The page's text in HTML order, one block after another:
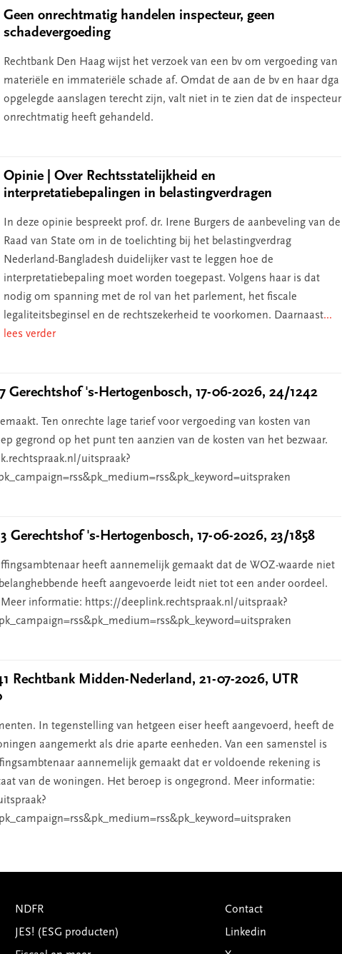
Geen onrechtmatig handelen inspecteur, geen
schadevergoeding
Rechtbank Den Haag wijst het verzoek van een bv om vergoeding van
materiële en immateriële schade af. Omdat de aan de bv en haar dga
opgelegde aanslagen terecht zijn, valt niet in te zien dat de inspecteur
onrechtmatig heeft gehandeld.
Opinie | Over Rechtsstatelijkheid en
interpretatiebepalingen in belastingverdragen
In deze opinie bespreekt prof. dr. Irene Burgers de aanbeveling van de
Raad van State om in de toelichting bij het belastingverdrag
Nederland-Bangladesh duidelijker vast te leggen hoe de
interpretatiebepaling moet worden toegepast. Volgens haar is dat
nodig om spanning met de rol van het parlement, het fiscale
legaliteitsbeginsel en de rechtszekerheid te voorkomen. Daarnaast...
lees verder
Gerechtshof 's-Hertogenbosch, 17-06-2026, 24/1242
Ten onrechte lage tarief voor vergoeding van kosten van
gegrond op het punt ten aanzien van de kosten van het bezwaar.
uitspraak?
Gerechtshof 's-Hertogenbosch, 17-06-2026, 23/1858
heeft aannemelijk gemaakt dat de WOZ-waarde niet
heeft aangevoerde leidt niet tot een ander oordeel.
informatie: https://deeplink.rechtspraak.nl/uitspraak?
Rechtbank Midden-Nederland, 21-07-2026, UTR
In tegenstelling van hetgeen eiser heeft aangevoerd, heeft de
aangemerkt als drie aparte eenheden. Van een samenstel is
aannemelijk gemaakt dat er voldoende rekening is
van de woningen. Het beroep is ongegrond. Meer informatie:
NDFR
JES! (ESG producten)
Contact
Linkedin